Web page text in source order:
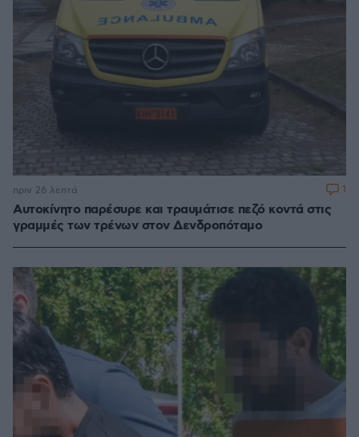
Αυτοκίνητο παρέσυρε και τραυμάτισε πεζό κοντά στις
γραμμές των τρένων στον Δενδροπόταμο
πριν 26 λεπτά 1